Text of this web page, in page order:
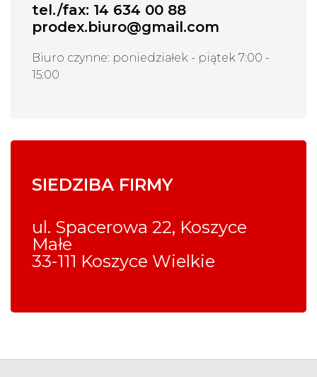
tel./fax: 14 634 00 88
prodex.biuro@gmail.com
Biuro czynne: poniedziałek - piątek 7:00 -
15:00
SIEDZIBA FIRMY
ul. Spacerowa 22, Koszyce
Małe
33-111 Koszyce Wielkie